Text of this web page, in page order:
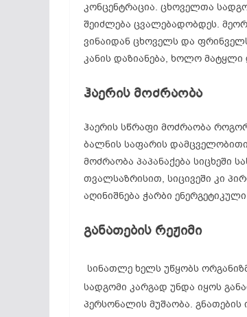
კონცენტრაცია. ცხოველთა
შეიძლება ცვალებადობდეს.
ვინაიდან ცხოველს და
კანის დაზიანება, ხოლო
ჰაერის მოძრაობა
ჰაერის სწრაფი მოძრაობა
ბალნის საფარის
მოძრაობა პაპანაქება სიცხეში
თვალსაზრისით, სიცივეში კი
აღინიშნება ჭარბი
განათების რეჟიმი
სინათლე ხელს უწყობს
სადგომი კარგად უნდა იყოს
პერსონალის მუშაობა.